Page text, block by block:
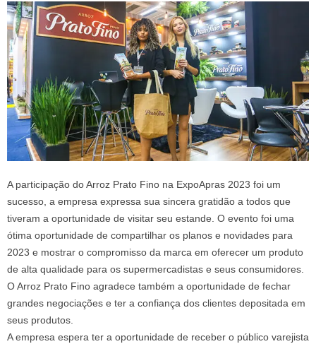
A participação do Arroz Prato Fino na ExpoApras 2023 foi um
sucesso, a empresa expressa sua sincera gratidão a todos que
tiveram a oportunidade de visitar seu estande. O evento foi uma
ótima oportunidade de compartilhar os planos e novidades para
2023 e mostrar o compromisso da marca em oferecer um produto
de alta qualidade para os supermercadistas e seus consumidores.
O Arroz Prato Fino agradece também a oportunidade de fechar
grandes negociações e ter a confiança dos clientes depositada em
seus produtos.
A empresa espera ter a oportunidade de receber o público varejista